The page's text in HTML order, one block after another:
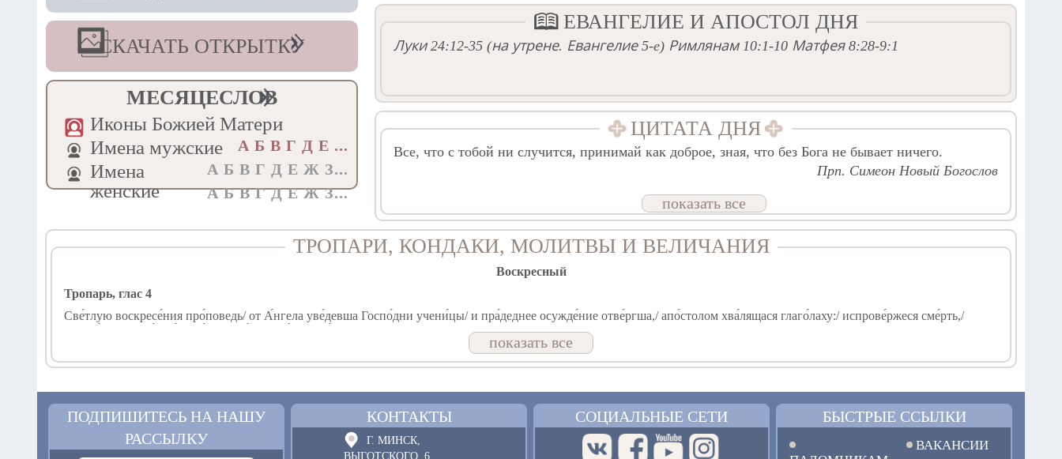
СКАЧАТЬ ОТКРЫТКУ
МЕСЯЦЕСЛОВ
Иконы Божией Матери
А Б В Г Д E ...
Имена мужские
А Б В Г Д Е Ж З...
Имена
женские
А Б В Г Д Е Ж З...
ЕВАНГЕЛИЕ И АПОСТОЛ ДНЯ
Луки 24:12-35(на утрене. Евангелие 5-e) Римлянам 10:1-10 Матфея 8:28-9:1
ЦИТАТА ДНЯ
Все, что с тобой ни случится, принимай как доброе, зная, что без Бога не бывает ничего.
Прп. Симеон Новый Богослов
показать все
ТРОПАРИ, КОНДАКИ, МОЛИТВЫ И ВЕЛИЧАНИЯ
Воскресный
Тропарь, глас 4
Све́тлую воскресе́ния про́поведь/ от А́нгела уве́девша Госпо́дни учени́цы/ и пра́деднее осужде́ние отве́ргша,/ апо́столом хва́лящася глаго́лаху:/ испрове́ржеся сме́рть,/
Священномученика Евсевия, епископа Самосатского
Тропарь, глас 4
показать все
ПОДПИШИТЕСЬ НА НАШУ
РАССЫЛКУ
КОНТАКТЫ
Г. МИНСК,
ВЫГОТСКОГО, 6
СОЦИАЛЬНЫЕ СЕТИ БЫСТРЫЕ ССЫЛКИ
ВАКАНСИИ